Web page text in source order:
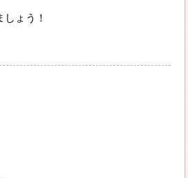
ょう！